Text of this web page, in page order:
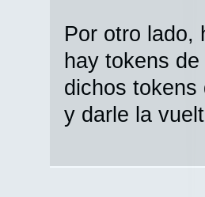
Por otro lado,
hay tokens
dichos tokens
y darle la